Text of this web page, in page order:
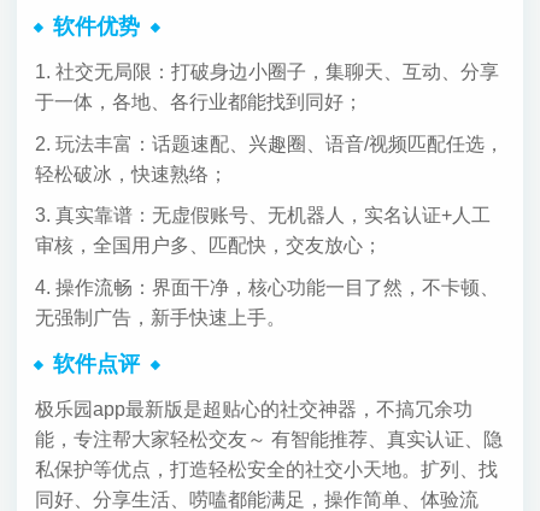
软件优势
1. 社交无局限：打破身边小圈子，集聊天、互动、分享
于一体，各地、各行业都能找到同好；
2. 玩法丰富：话题速配、兴趣圈、语音/视频匹配任选，
轻松破冰，快速熟络；
3. 真实靠谱：无虚假账号、无机器人，实名认证+人工
审核，全国用户多、匹配快，交友放心；
4. 操作流畅：界面干净，核心功能一目了然，不卡顿、
无强制广告，新手快速上手。
软件点评
极乐园app最新版是超贴心的社交神器，不搞冗余功
能，专注帮大家轻松交友～ 有智能推荐、真实认证、隐
私保护等优点，打造轻松安全的社交小天地。扩列、找
同好、分享生活、唠嗑都能满足，操作简单、体验流